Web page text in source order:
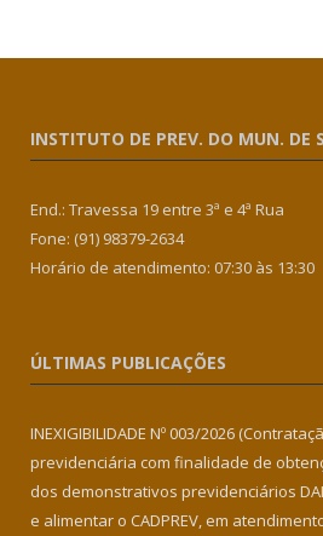
INSTITUTO DE PREV. DO MUN. DE
End.: Travessa 19 entre 3ª e 4ª Rua
Fone: (91) 98379-2634
Horário de atendimento: 07:30 às 13:30
ÚLTIMAS PUBLICAÇÕES
INEXIGIBILIDADE Nº 003/2026
previdenciária com finalidade de
dos demonstrativos previdenciários
e alimentar o CADPREV, em